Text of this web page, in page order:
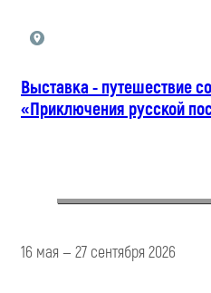
Выставка - путешествие
«Приключения русской
16 мая — 27 сентября 2026